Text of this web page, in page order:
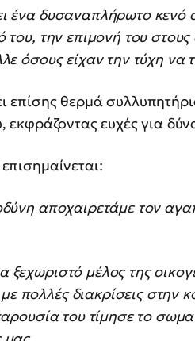
ένα δυσαναπλήρωτο κενό
του, την επιμονή του
όσους είχαν την τύχη να
επίσης θερμά
εκφράζοντας ευχές για
αποχαιρετάμε τον
μέλος της
διακρίσεις στην
του τίμησε το